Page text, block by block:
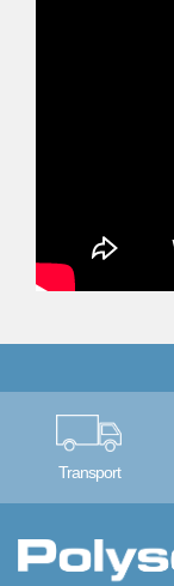
Transport